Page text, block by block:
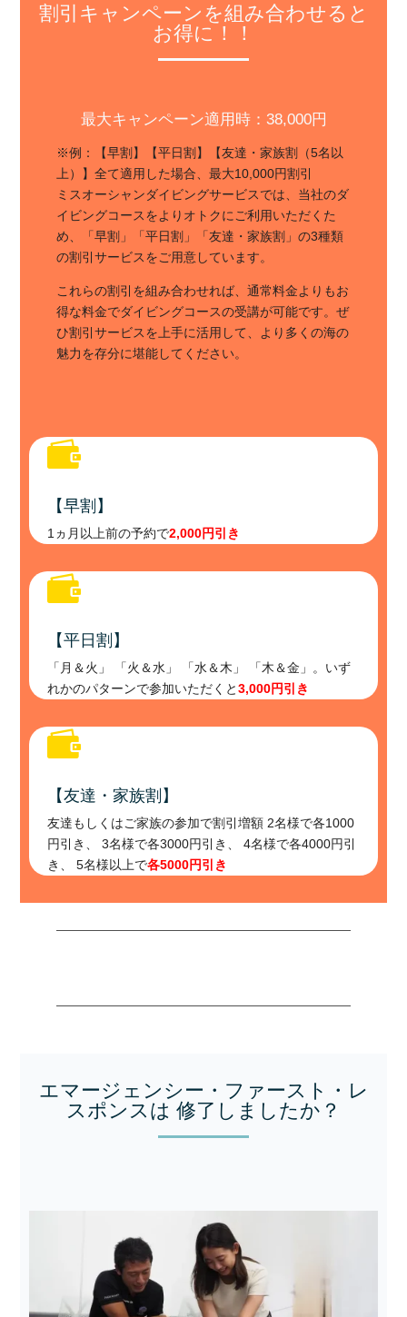
割引キャンペーンを組み合わせると
お得に！！
最大キャンペーン適用時：38,000円
※例：【早割】【平日割】【友達・家族割（5名以
上）】全て適用した場合、最大10,000円割引
ミスオーシャンダイビングサービスでは、当社のダ
イビングコースをよりオトクにご利用いただくた
め、「早割」「平日割」「友達・家族割」の3種類
の割引サービスをご用意しています。
これらの割引を組み合わせれば、通常料金よりもお
得な料金でダイビングコースの受講が可能です。ぜ
ひ割引サービスを上手に活用して、より多くの海の
魅力を存分に堪能してください。

【早割】
1ヵ月以上前の予約で2,000円引き

【平日割】
「月＆火」 「火＆水」 「水＆木」 「木＆金」。いず
れかのパターンで参加いただくと3,000円引き

【友達・家族割】
友達もしくはご家族の参加で割引増額 2名様で各1000
円引き、 3名様で各3000円引き、 4名様で各4000円引
き、 5名様以上で各5000円引き
エマージェンシー・ファースト・レ
スポンスは 修了しましたか？